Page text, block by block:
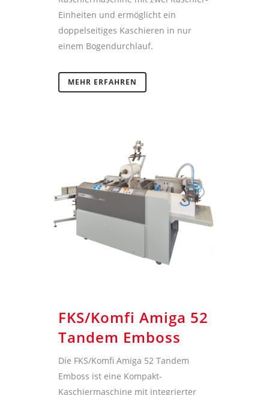
Einheiten und ermöglicht ein
doppelseitiges Kaschieren in nur
einem Bogendurchlauf.
MEHR ERFAHREN
FKS/Komfi Amiga 52
Tandem Emboss
Die FKS/Komfi Amiga 52 Tandem
Emboss ist eine Kompakt-
Kaschiermaschine mit integrierter